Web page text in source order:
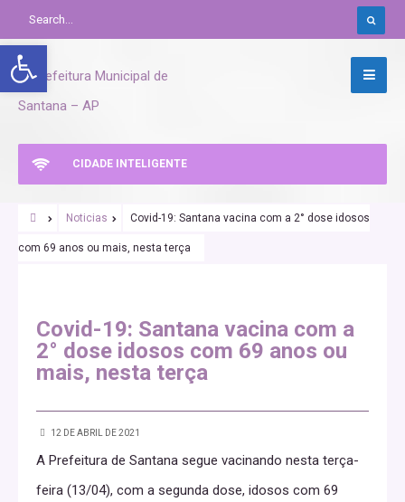
Abrir a barra de ferramentas
CIDADE INTELIGENTE
Noticias Covid-19: Santana vacina com a 2° dose idosos
com 69 anos ou mais, nesta terça
Covid-19: Santana vacina com a
2° dose idosos com 69 anos ou
mais, nesta terça
12 DE ABRIL DE 2021
A Prefeitura de Santana segue vacinando nesta terça-
feira (13/04), com a segunda dose, idosos com 69